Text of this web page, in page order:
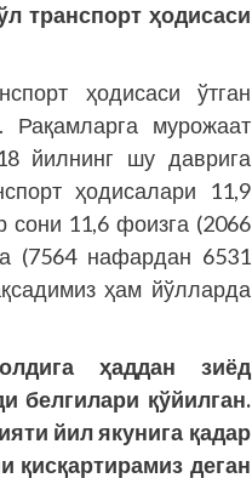
транспорт ҳодисаси
ҳодисаси ўтган
мурожаат
йилнинг шу даврига
ҳодисалари 11,9
сони 11,6 фоизга (2066
(7564 нафардан 6531
ҳам йўлларда
ҳаддан зиёд
белгилари қўйилган.
йил якунига қадар
қисқартирамиз деган